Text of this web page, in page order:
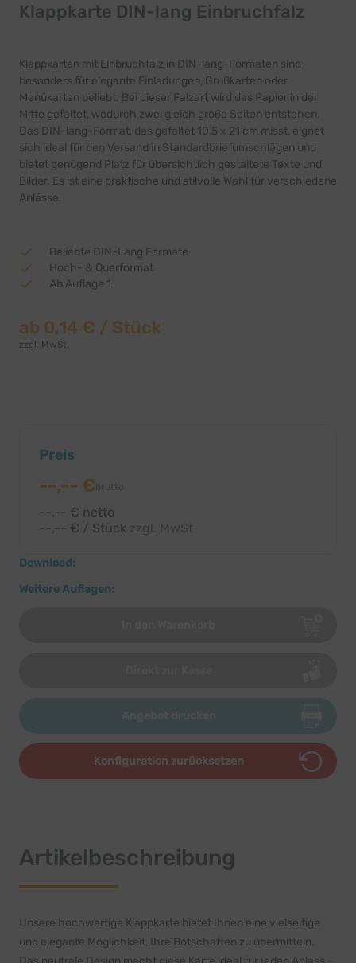
Klappkarte DIN-lang Einbruchfalz
Klappkarten mit Einbruchfalz in DIN-lang-Formaten sind
besonders für elegante Einladungen, Grußkarten oder
Menükarten beliebt. Bei dieser Falzart wird das Papier in der
Mitte gefaltet, wodurch zwei gleich große Seiten entstehen.
Das DIN-lang-Format, das gefaltet 10,5 x 21 cm misst, eignet
sich ideal für den Versand in Standardbriefumschlägen und
bietet genügend Platz für übersichtlich gestaltete Texte und
Bilder. Es ist eine praktische und stilvolle Wahl für verschiedene
Anlässe.
Beliebte DIN-Lang Formate
Hoch- & Querformat
Ab Auflage 1
ab 0,14 € / Stück
zzgl. MwSt.
Preis
--,-- €
--,-- € netto
--,-- € / Stück
Download:
Weitere Auflagen:
Konfiguration zurücksetzen
Artikelbeschreibung
Unsere hochwertige Klappkarte bietet Ihnen eine vielseitige
und elegante Möglichkeit, Ihre Botschaften zu übermitteln.